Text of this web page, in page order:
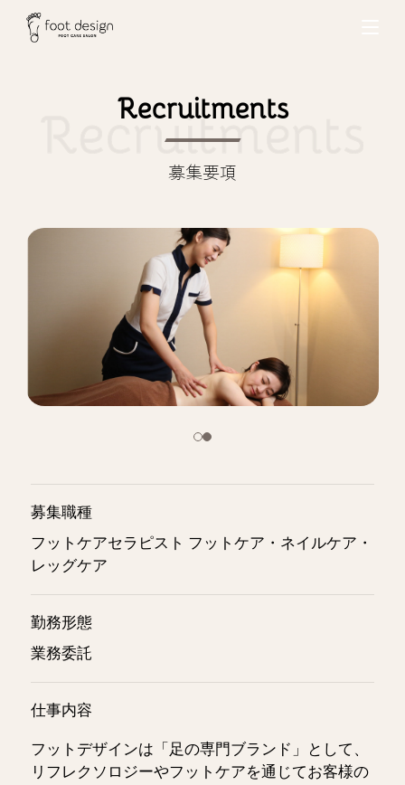
Recruitments
募集要項
募集職種
フットケアセラピスト フットケア・ネイルケア・
レッグケア
勤務形態
業務委託
仕事内容
フットデザインは「足の専門ブランド」として、
リフレクソロジーやフットケアを通じてお客様の